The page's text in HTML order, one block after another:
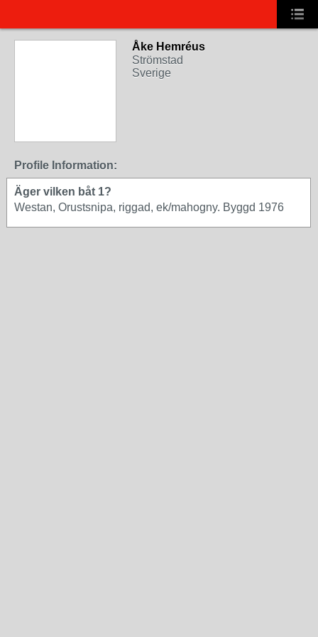
Åke Hemréus
Strömstad
Sverige
Profile Information:
Äger vilken båt 1?
Westan, Orustsnipa, riggad, ek/mahogny. Byggd 1976